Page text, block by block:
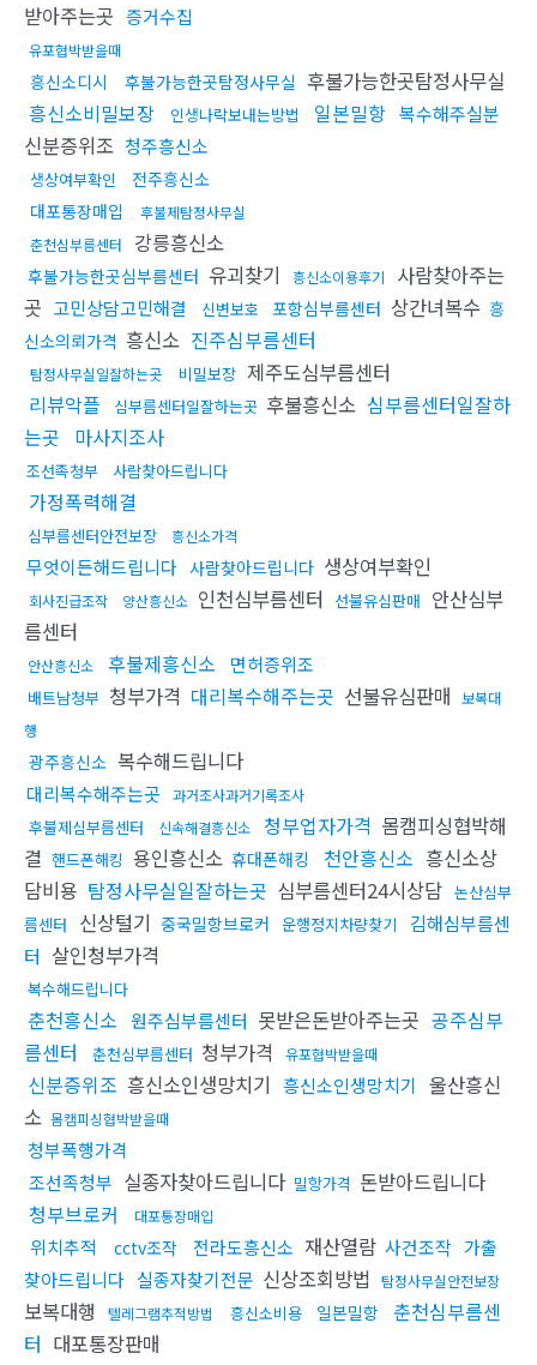
받아주는곳 증거수집
유포협박받을때
흥신소디시 후불가능한곳탐정사무실 후불가능한곳탐정사무실
흥신소비밀보장
인생나락보내는방법 일본밀항 복수해주실분
신분증위조 청주흥신소
생상여부확인
전주흥신소
대포통장매입
후불제탐정사무실
춘천심부름센터
강릉흥신소
후불가능한곳심부름센터 유괴찾기 흥신소이용후기
사람찾아주는
곳 고민상담고민해결 신변보호 포항심부름센터 상간녀복수 흥
신소의뢰가격 흥신소 진주심부름센터
탐정사무실일잘하는곳 비밀보장 제주도심부름센터
리뷰악플
심부름센터일잘하는곳 후불흥신소 심부름센터일잘하
는곳 마사지조사
조선족청부 사람찾아드립니다
가정폭력해결
심부름센터안전보장 흥신소가격
무엇이든해드립니다 사람찾아드립니다 생상여부확인
회사진급조작 양산흥신소 인천심부름센터 선불유심판매 안산심부
름센터
안산흥신소 후불제흥신소 면허증위조
배트남청부 청부가격 대리복수해주는곳 선불유심판매 보복대
행
광주흥신소 복수해드립니다
대리복수해주는곳 과거조사과거기록조사
후불제심부름센터 신속해결흥신소 청부업자가격 몸캠피싱협박해
결 핸드폰해킹 용인흥신소 휴대폰해킹 천안흥신소 흥신소상
담비용 탐정사무실일잘하는곳 심부름센터24시상담 논산심부
름센터
신상털기 중국밀항브로커 운행정지차량찾기
김해심부름센
터 살인청부가격
복수해드립니다
춘천흥신소 원주심부름센터 못받은돈받아주는곳 공주심부
름센터
춘천심부름센터 청부가격 유포협박받을때
신분증위조 흥신소인생망치기 흥신소인생망치기 울산흥신
소 몸캠피싱협박받을때
청부폭행가격
조선족청부 실종자찾아드립니다 밀항가격 돈받아드립니다
청부브로커
대포통장매입
위치추적 cctv조작 전라도흥신소 재산열람 사건조작 가출
찾아드립니다 실종자찾기전문 신상조회방법 탐정사무실안전보장
보복대행 텔레그램추적방법 흥신소비용 일본밀항
춘천심부름센
터 대포통장판매